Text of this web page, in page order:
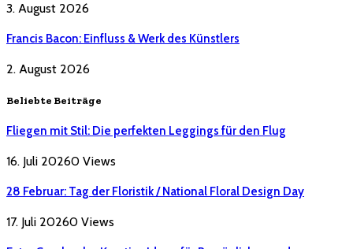
3. August 2026
Francis Bacon: Einfluss & Werk des Künstlers
2. August 2026
Beliebte Beiträge
Fliegen mit Stil: Die perfekten Leggings für den Flug
16. Juli 20260 Views
28 Februar: Tag der Floristik / National Floral Design Day
17. Juli 20260 Views